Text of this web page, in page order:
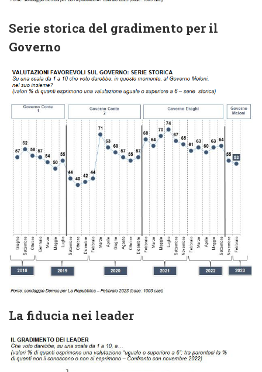
Serie storica del gradimento per il
Governo
La fiducia nei leader